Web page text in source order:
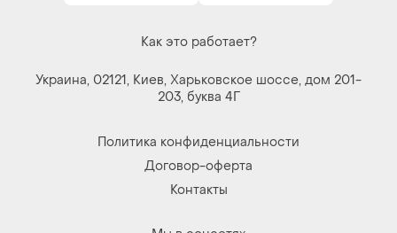
Как это работает?
Украина, 02121, Киев, Харьковское шоссе, дом 201-
203, буква 4Г
Политика конфиденциальности
Договор-оферта
Контакты